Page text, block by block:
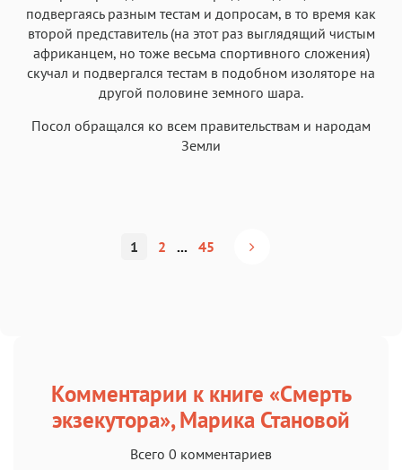
подвергаясь разным тестам и допросам, в то время как
второй представитель (на этот раз выглядящий чистым
африканцем, но тоже весьма спортивного сложения)
скучал и подвергался тестам в подобном изоляторе на
другой половине земного шара.
Посол обращался ко всем правительствам и народам
Земли
1 2 ... 45
Комментарии к книге «Смерть
экзекутора», Марика Становой
Всего 0 комментариев